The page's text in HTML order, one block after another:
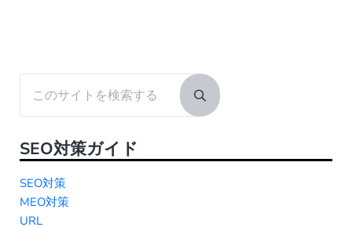
Sidebar
Submit search
SEO対策ガイド
SEO対策
MEO対策
URL